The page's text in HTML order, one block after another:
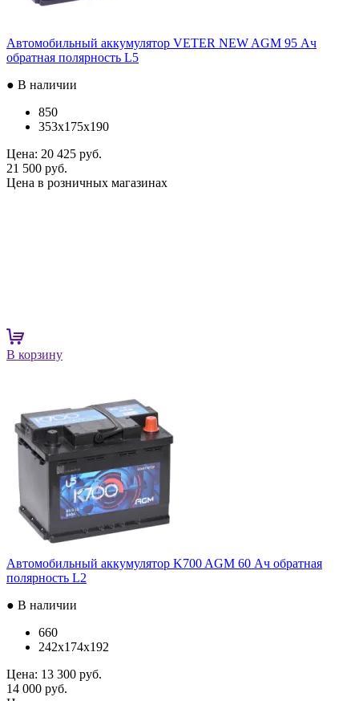
Автомобильный аккумулятор VETER NEW AGM 95 Ач
обратная полярность L5
● В наличии
850
353x175x190
Цена: 20 425 руб.
21 500 руб.
Цена в розничных магазинах
В корзину
Автомобильный аккумулятор K700 AGM 60 Ач обратная
полярность L2
● В наличии
660
242x174x192
Цена: 13 300 руб.
14 000 руб.